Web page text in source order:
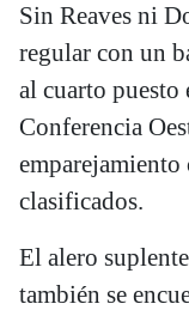
Sin Reaves ni
regular con un
al cuarto puesto
Conferencia
clasificados.
El alero
también se